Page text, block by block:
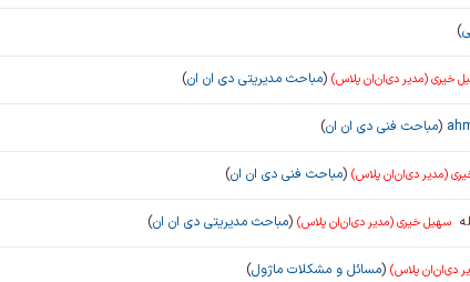
)
خیری (مدیر دی‌ان‌ان پلاس) (مباحث مدیریتی دی ان ان)
(مباحث فنی دی ان ان)
(مدیر دی‌ان‌ان پلاس) (مباحث فنی دی ان ان)
سهیل خیری (مدیر دی‌ان‌ان پلاس) (مباحث مدیریتی دی ان ان)
دی‌ان‌ان پلاس) (مسائل و مشکلات ماژول)